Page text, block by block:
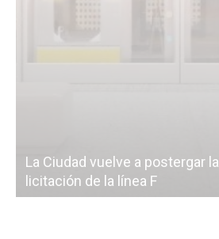
La Ciudad vuelve a postergar la
licitación de la línea F